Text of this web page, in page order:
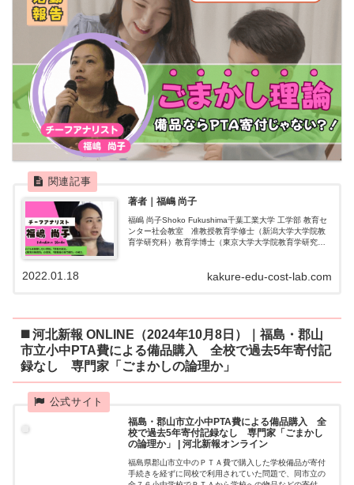
著者｜福嶋 尚子
福嶋 尚子Shoko Fukushima千葉工業大学 工学部 教育セ
ンター社会教室 准教授教育学修士（新潟大学大学院教
育学研究科）教育学博士（東京大学大学院教育学研究
kakure-edu-cost-lab.com
2022.01.18
◼️ 河北新報 ONLINE（2024年10月8日）｜福島・郡山
市立小中PTA費による備品購入 全校で過去5年寄付記
録なし 専門家「ごまかしの論理か」
福島・郡山市立小中PTA費による備品購入 全
校で過去5年寄付記録なし 専門家「ごまかし
の論理か」 | 河北新報オンライン
福島県郡山市立中のＰＴＡ費で購入した学校備品が寄付
手続きを経ずに同校で利用されていた問題で、同市立の